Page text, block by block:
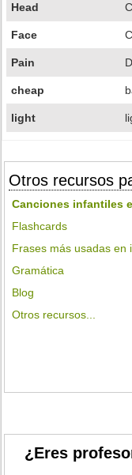
Head
Face
Pain
cheap
light
Otros recursos
Canciones infantiles
Flashcards
Frases más usadas en
Gramática
Blog
Otros recursos...
¿Eres